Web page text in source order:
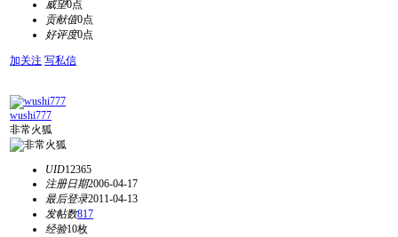
威望0点
贡献值0点
好评度0点
加关注 写私信
wushi777
非常火狐
UID12365
注册日期2006-04-17
最后登录2011-04-13
发帖数817
经验10枚